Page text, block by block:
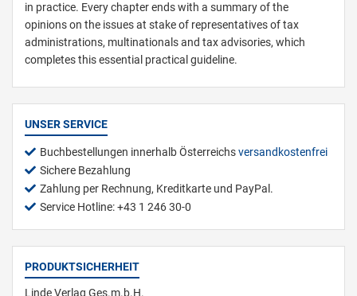
in practice. Every chapter ends with a summary of the
opinions on the issues at stake of representatives of tax
administrations, multinationals and tax advisories, which
completes this essential practical guideline.
UNSER SERVICE
Buchbestellungen innerhalb Österreichsversandkostenfrei
Sichere Bezahlung
Zahlung per Rechnung, Kreditkarte und PayPal.
Service Hotline: +43 1 246 30-0
PRODUKTSICHERHEIT
Linde Verlag Ges.m.b.H.